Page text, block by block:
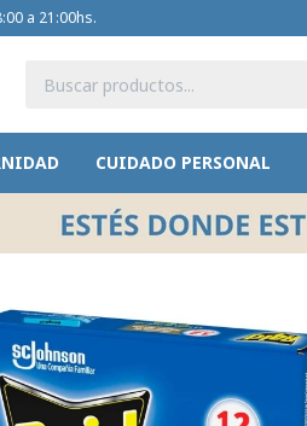
CUIDADO PERSONAL
a 21:00hs.